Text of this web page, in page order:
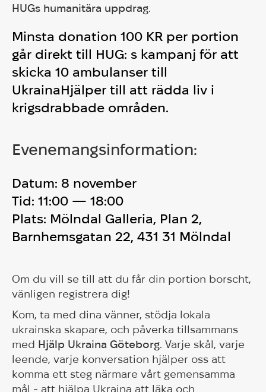
HUGs humanitära uppdrag.
Minsta donation 100 KR per portion
går direkt till HUG: s kampanj för att
skicka 10 ambulanser till
UkrainaHjälper till att rädda liv i
krigsdrabbade områden.
Evenemangsinformation:
Datum: 8 november
Tid: 11:00 — 18:00
Plats: Mölndal Galleria, Plan 2,
Barnhemsgatan 22, 431 31 Mölndal
Om du vill se till att du får din portion borscht,
vänligen registrera dig!
Kom, ta med dina vänner, stödja lokala
ukrainska skapare, och påverka tillsammans
med Hjälp Ukraina Göteborg. Varje skål, varje
leende, varje konversation hjälper oss att
komma ett steg närmare vårt gemensamma
mål - att hjälpa Ukraina att läka och